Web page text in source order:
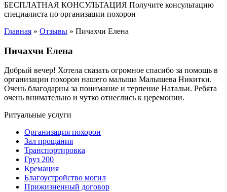
БЕСПЛАТНАЯ КОНСУЛЬТАЦИЯ Получите консультацию
специалиста по организации похорон
Главная » Отзывы » Пичахчи Елена
Пичахчи Елена
Добрый вечер! Хотела сказать огромное спасибо за помощь в
организации похорон нашего малыша Малышева Никитки.
Очень благодарны за понимание и терпение Натальи. Ребята
очень внимательно и чутко отнеслись к церемонии.
Ритуальные услуги
Организация похорон
Зал прощания
Транспортировка
Груз 200
Кремация
Благоустройство могил
Прижизненный договор